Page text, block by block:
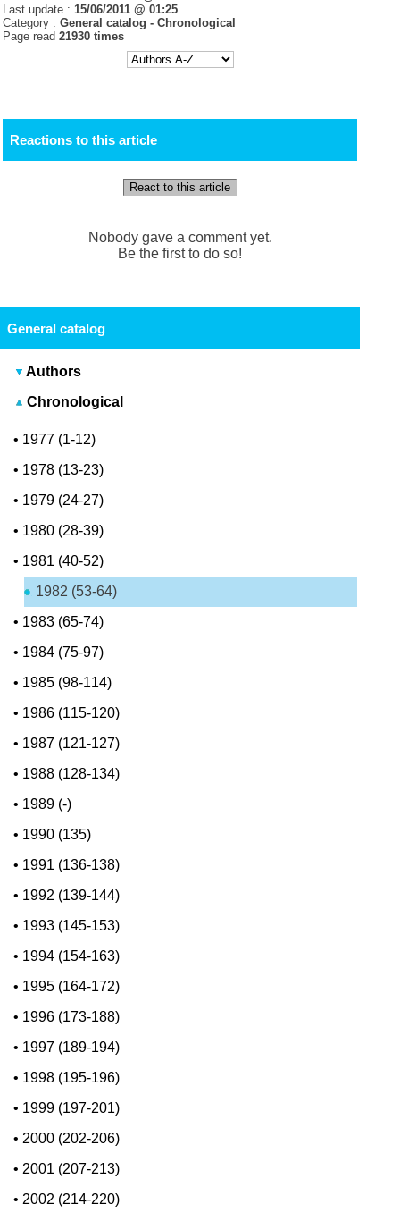
Last update :15/06/2011 @ 01:25
Category :General catalog -Chronological
Page read21930 times
Reactions to this article
React to this article
Nobody gave a comment yet.
Be the first to do so!
General catalog
Authors
Chronological
• 1977 (1-12)
• 1978 (13-23)
• 1979 (24-27)
• 1980 (28-39)
• 1981 (40-52)
1982 (53-64)
• 1983 (65-74)
• 1984 (75-97)
• 1985 (98-114)
• 1986 (115-120)
• 1987 (121-127)
• 1988 (128-134)
• 1989 (-)
• 1990 (135)
• 1991 (136-138)
• 1992 (139-144)
• 1993 (145-153)
• 1994 (154-163)
• 1995 (164-172)
• 1996 (173-188)
• 1997 (189-194)
• 1998 (195-196)
• 1999 (197-201)
• 2000 (202-206)
• 2001 (207-213)
• 2002 (214-220)